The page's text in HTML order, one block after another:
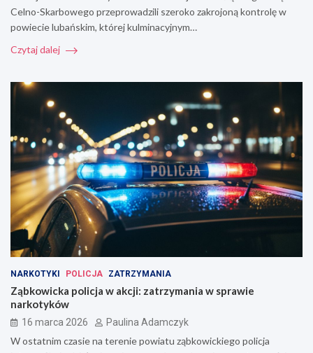
Celno-Skarbowego przeprowadzili szeroko zakrojoną kontrolę w
powiecie lubańskim, której kulminacyjnym…
Czytaj dalej
NARKOTYKI POLICJA ZATRZYMANIA
Ząbkowicka policja w akcji: zatrzymania w sprawie
narkotyków
16 marca 2026 Paulina Adamczyk
W ostatnim czasie na terenie powiatu ząbkowickiego policja